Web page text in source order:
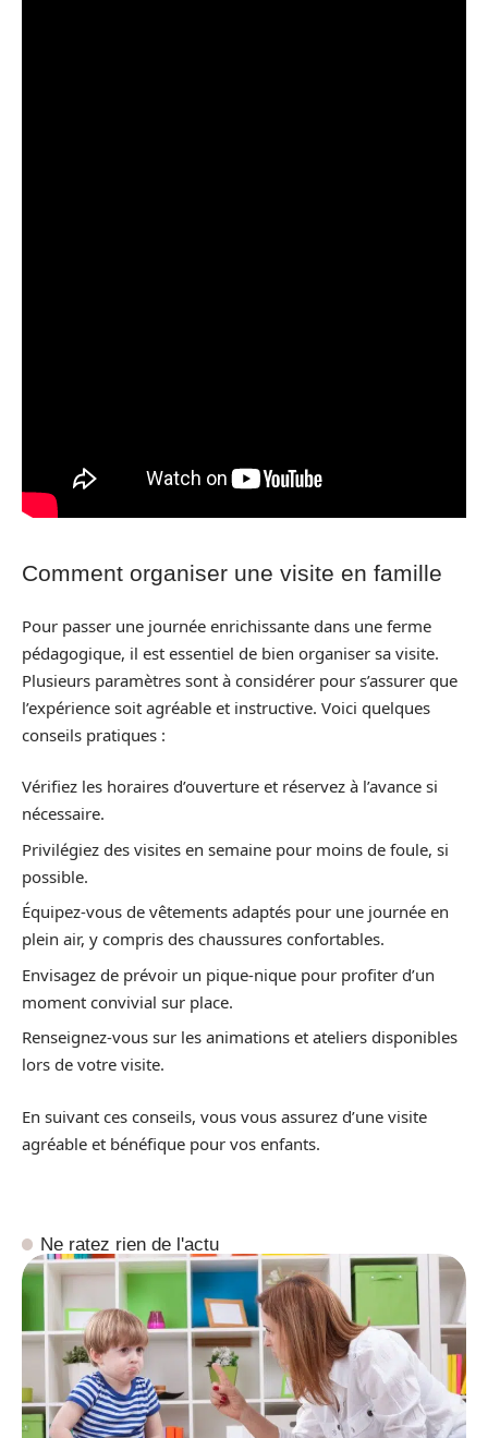
Comment organiser une visite en famille
Pour passer une journée enrichissante dans une ferme
pédagogique, il est essentiel de bien organiser sa visite.
Plusieurs paramètres sont à considérer pour s’assurer que
l’expérience soit agréable et instructive. Voici quelques
conseils pratiques :
Vérifiez les horaires d’ouverture et réservez à l’avance si
nécessaire.
Privilégiez des visites en semaine pour moins de foule, si
possible.
Équipez-vous de vêtements adaptés pour une journée en
plein air, y compris des chaussures confortables.
Envisagez de prévoir un pique-nique pour profiter d’un
moment convivial sur place.
Renseignez-vous sur les animations et ateliers disponibles
lors de votre visite.
En suivant ces conseils, vous vous assurez d’une visite
agréable et bénéfique pour vos enfants.
Ne ratez rien de l'actu